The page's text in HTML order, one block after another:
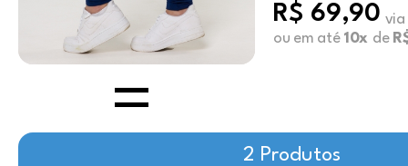
R$ 69,90 via
ou em até 10x de
2 Produtos